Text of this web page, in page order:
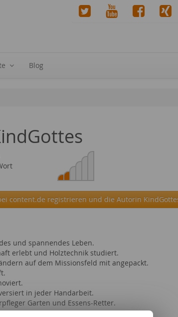
Blog
content.de registrieren und die Autorin
und spannendes Leben.
erlebt und Holztechnik studiert.
auf dem Missionsfeld mit angepackt.
in jeder Handarbeit.
Garten und Essens-Retter.